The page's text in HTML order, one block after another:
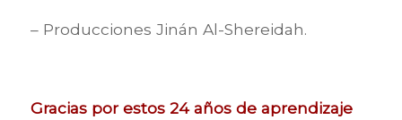
– Producciones Jinán Al-Shereidah.
Gracias por estos 24 años de aprendizaje